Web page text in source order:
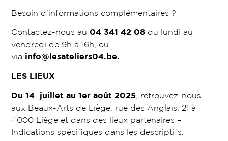
Besoin d’informations complémentaires ?
Contactez-nous au04 341 42 08 du lundi au
vendredi de 9h à 16h, ou
via info@lesateliers04.be.
LES LIEUX
Du 14 juillet au 1er août 2025 , retrouvez-nous
aux Beaux-Arts de Liège, rue des Anglais, 21 à
4000 Liège et dans des lieux partenaires –
Indications spécifiques dans les descriptifs.